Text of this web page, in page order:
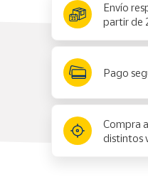
Envío
partir de
Pago
Compra
distintos